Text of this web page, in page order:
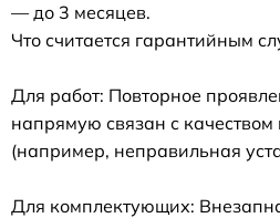
— до 3 месяцев.
Что считается гарантийным
Для работ: Повторное
напрямую связан с
(например, неправильная
Для комплектующих: